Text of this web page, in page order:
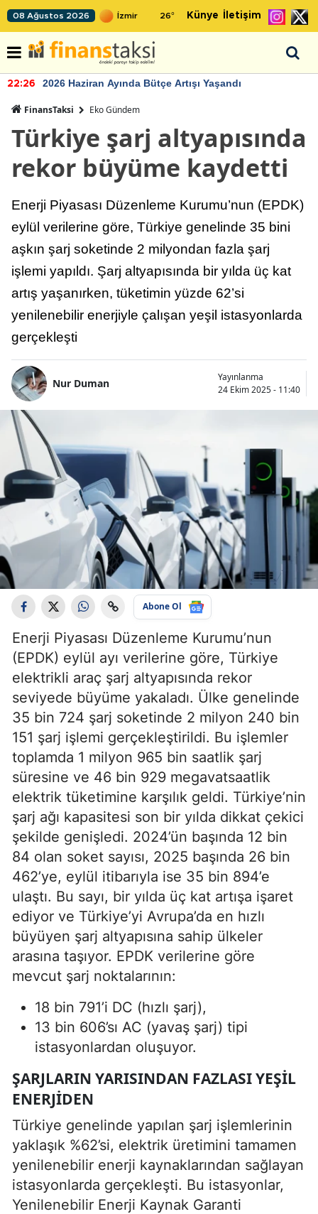
08 Ağustos 2026 26° Künye İletişim
22:26 2026 Haziran Ayında Bütçe Artışı Yaşandı
FinansTaksi Eko Gündem
Türkiye şarj altyapısında
rekor büyüme kaydetti
Enerji Piyasası Düzenleme Kurumu’nun (EPDK)
eylül verilerine göre, Türkiye genelinde 35 bini
aşkın şarj soketinde 2 milyondan fazla şarj
işlemi yapıldı. Şarj altyapısında bir yılda üç kat
artış yaşanırken, tüketimin yüzde 62’si
yenilenebilir enerjiyle çalışan yeşil istasyonlarda
gerçekleşti
Nur Duman
Yayınlanma
24 Ekim 2025 - 11:40
Abone Ol
Enerji Piyasası Düzenleme Kurumu’nun
(EPDK) eylül ayı verilerine göre, Türkiye
elektrikli araç şarj altyapısında rekor
seviyede büyüme yakaladı. Ülke genelinde
35 bin 724 şarj soketinde 2 milyon 240 bin
151 şarj işlemi gerçekleştirildi. Bu işlemler
toplamda 1 milyon 965 bin saatlik şarj
süresine ve 46 bin 929 megavatsaatlik
elektrik tüketimine karşılık geldi. Türkiye’nin
şarj ağı kapasitesi son bir yılda dikkat çekici
şekilde genişledi. 2024’ün başında 12 bin
84 olan soket sayısı, 2025 başında 26 bin
462’ye, eylül itibarıyla ise 35 bin 894’e
ulaştı. Bu sayı, bir yılda üç kat artışa işaret
ediyor ve Türkiye’yi Avrupa’da en hızlı
büyüyen şarj altyapısına sahip ülkeler
arasına taşıyor. EPDK verilerine göre
mevcut şarj noktalarının:
18 bin 791’i DC (hızlı şarj),
13 bin 606’sı AC (yavaş şarj) tipi
istasyonlardan oluşuyor.
ŞARJLARIN YARISINDAN FAZLASI YEŞIL
ENERJIDEN
Türkiye genelinde yapılan şarj işlemlerinin
yaklaşık %62’si, elektrik üretimini tamamen
yenilenebilir enerji kaynaklarından sağlayan
istasyonlarda gerçekleşti. Bu istasyonlar,
Yenilenebilir Enerji Kaynak Garanti